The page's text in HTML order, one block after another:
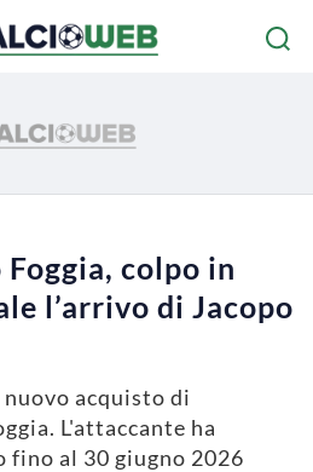
colpo in
l’arrivo di Jacopo
acquisto di
L'attaccante ha
al 30 giugno 2026